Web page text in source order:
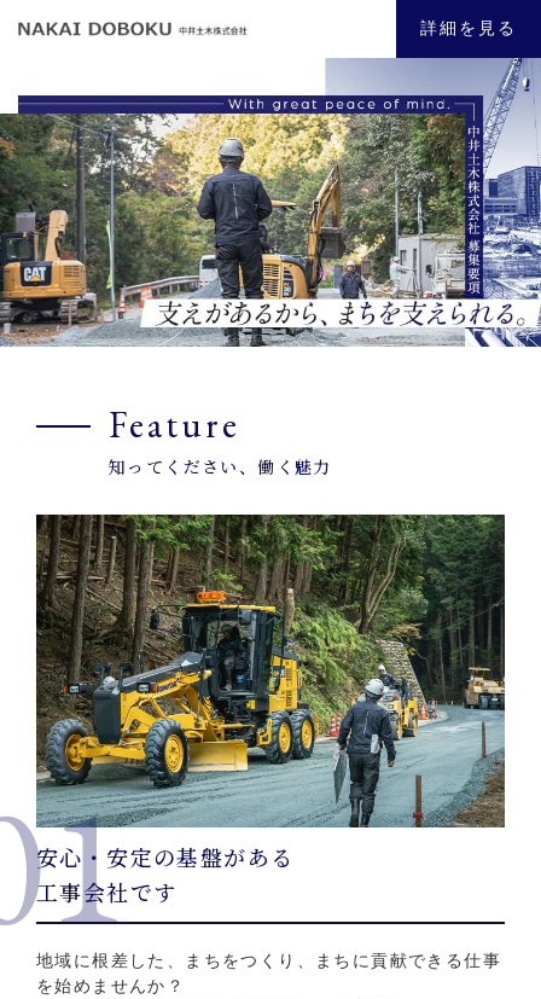
詳細を見る
Feature
知ってください、働く魅力
安心・安定の基盤がある
工事会社です
地域に根差した、まちをつくり、まちに貢献できる仕事
を始めませんか？